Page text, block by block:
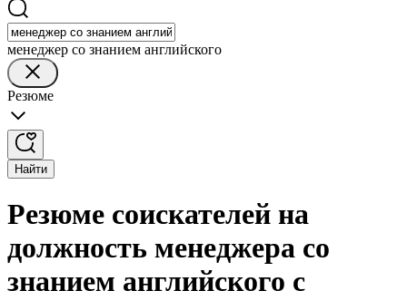
менеджер со знанием английского
Резюме
Найти
Резюме соискателей на
должность менеджера со
знанием английского с